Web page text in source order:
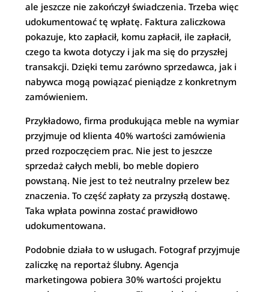
ale jeszcze nie zakończył świadczenia. Trzeba więc
udokumentować tę wpłatę. Faktura zaliczkowa
pokazuje, kto zapłacił, komu zapłacił, ile zapłacił,
czego ta kwota dotyczy i jak ma się do przyszłej
transakcji. Dzięki temu zarówno sprzedawca, jak i
nabywca mogą powiązać pieniądze z konkretnym
zamówieniem.
Przykładowo, firma produkująca meble na wymiar
przyjmuje od klienta 40% wartości zamówienia
przed rozpoczęciem prac. Nie jest to jeszcze
sprzedaż całych mebli, bo meble dopiero
powstaną. Nie jest to też neutralny przelew bez
znaczenia. To część zapłaty za przyszłą dostawę.
Taka wpłata powinna zostać prawidłowo
udokumentowana.
Podobnie działa to w usługach. Fotograf przyjmuje
zaliczkę na reportaż ślubny. Agencja
marketingowa pobiera 30% wartości projektu